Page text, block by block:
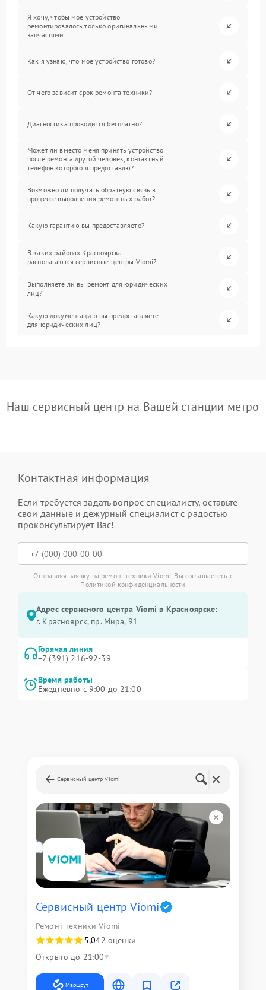
Я хочу, чтобы мое устройство
ремонтировалось только оригинальными
запчастями.
Как я узнаю, что мое устройство готово?
От чего зависит срок ремонта техники?
Диагностика проводится бесплатно?
Может ли вместо меня принять устройство
после ремонта другой человек, контактный
телефон которого я предоставлю?
Возможно ли получать обратную связь в
процессе выполнения ремонтных работ?
Какую гарантию вы предоставляете?
В каких районах Красноярска
располагаются сервисные центры Viomi?
Выполняете ли вы ремонт для юридических
лиц?
Какую документацию вы предоставляете
для юридических лиц?
Наш сервисный центр на Вашей станции метро
Контактная информация
Если требуется задать вопрос специалисту, оставьте
свои данные и дежурный специалист с радостью
проконсультирует Вас!
Отправляя заявку на ремонт техники Viomi, Вы соглашаетесь с
Политикой конфиденциальности
Адрес сервисного центра Viomi в Красноярске:
г. Красноярск, ​пр. Мира, 91
Горячая линия
+7 (391) 216-92-39
Время работы
Ежедневно с 9:00 до 21:00
Сервисный центр Viomi
Сервисный центр Viomi
Ремонт техники Viomi
5,042 оценки
Открыто до 21:00
Маршрут